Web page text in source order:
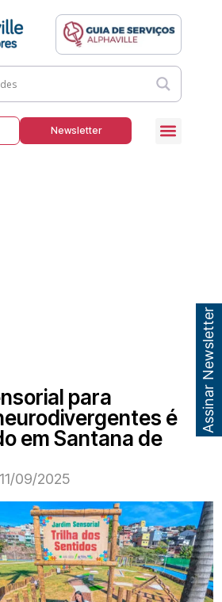
Newsletter
para
é
em Santana de
11/09/2025
Assinar Newsletter